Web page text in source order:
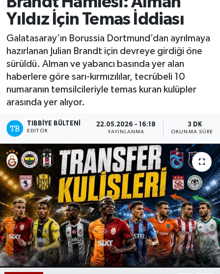
Yıldız İçin Temas İddiası
Galatasaray’ın Borussia Dortmund’dan ayrılmaya
hazırlanan Julian Brandt için devreye girdiği öne
sürüldü. Alman ve yabancı basında yer alan
haberlere göre sarı-kırmızılılar, tecrübeli 10
numaranın temsilcileriyle temas kuran kulüpler
arasında yer alıyor.
TIBBIYE BÜLTENI
EDITÖR
22.05.2026 - 16:18
YAYINLANMA
3 DK
OKUNMA SÜRESI
Yazarlar